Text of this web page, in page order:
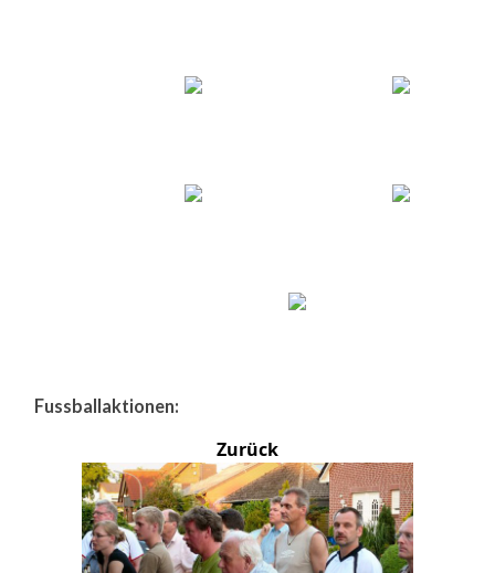
Fussballaktionen:
Zurück